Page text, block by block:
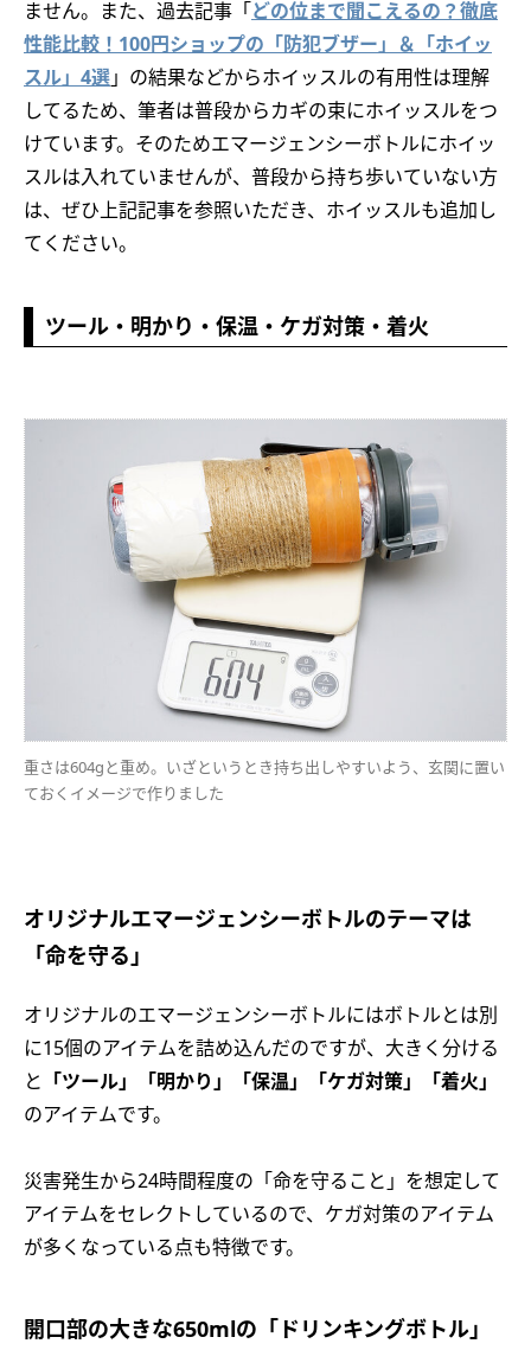
ません。また、過去記事「どの位まで聞こえるの？徹底
性能比較！100円ショップの「防犯ブザー」＆「ホイッ
スル」4選」の結果などからホイッスルの有用性は理解
してるため、筆者は普段からカギの束にホイッスルをつ
けています。そのためエマージェンシーボトルにホイッ
スルは入れていませんが、普段から持ち歩いていない方
は、ぜひ上記記事を参照いただき、ホイッスルも追加し
てください。
ツール・明かり・保温・ケガ対策・着火
重さは604gと重め。いざというとき持ち出しやすいよう、玄関に置い
ておくイメージで作りました
オリジナルエマージェンシーボトルのテーマは
「命を守る」
オリジナルのエマージェンシーボトルにはボトルとは別
に15個のアイテムを詰め込んだのですが、大きく分ける
と 「ツール」「明かり」「保温」「ケガ対策」「着火」
のアイテムです。
災害発生から24時間程度の「命を守ること」を想定して
アイテムをセレクトしているので、ケガ対策のアイテム
が多くなっている点も特徴です。
開口部の大きな650mlの「ドリンキングボトル」